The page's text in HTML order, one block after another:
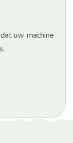
uw machine